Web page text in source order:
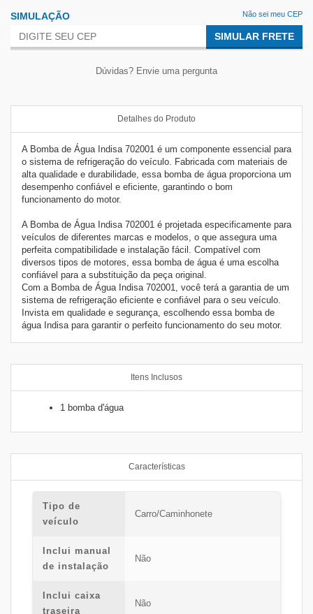
SIMULAÇÃO Não sei meu CEP
SIMULAR FRETE
Dúvidas? Envie uma pergunta
Detalhes do Produto
A Bomba de Água Indisa 702001 é um componente essencial para
o sistema de refrigeração do veículo. Fabricada com materiais de
alta qualidade e durabilidade, essa bomba de água proporciona um
desempenho confiável e eficiente, garantindo o bom
funcionamento do motor.
A Bomba de Água Indisa 702001 é projetada especificamente para
veículos de diferentes marcas e modelos, o que assegura uma
perfeita compatibilidade e instalação fácil. Compatível com
diversos tipos de motores, essa bomba de água é uma escolha
confiável para a substituição da peça original.
Com a Bomba de Água Indisa 702001, você terá a garantia de um
sistema de refrigeração eficiente e confiável para o seu veículo.
Invista em qualidade e segurança, escolhendo essa bomba de
gua Indisa para garantir o perfeito funcionamento do seu motor.
Itens Inclusos
1 bomba d'água
Características
Tipo de
veículo
Carro/Caminhonete
Inclui manual
de instalação
Não
Inclui caixa
traseira
Não